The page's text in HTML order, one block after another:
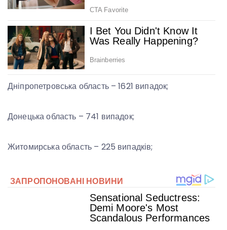
Дніпропетровська область – 1621 випадок;
Донецька область – 741 випадок;
Житомирська область – 225 випадків;